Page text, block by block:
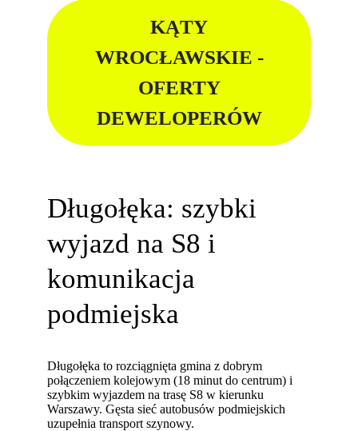
KĄTY
WROCŁAWSKIE -
OFERTY
DEWELOPERÓW
Długołęka: szybki
wyjazd na S8 i
komunikacja
podmiejska
Długołęka to rozciągnięta gmina z dobrym
połączeniem kolejowym (18 minut do centrum) i
szybkim wyjazdem na trasę S8 w kierunku
Warszawy. Gęsta sieć autobusów podmiejskich
uzupełnia transport szynowy.